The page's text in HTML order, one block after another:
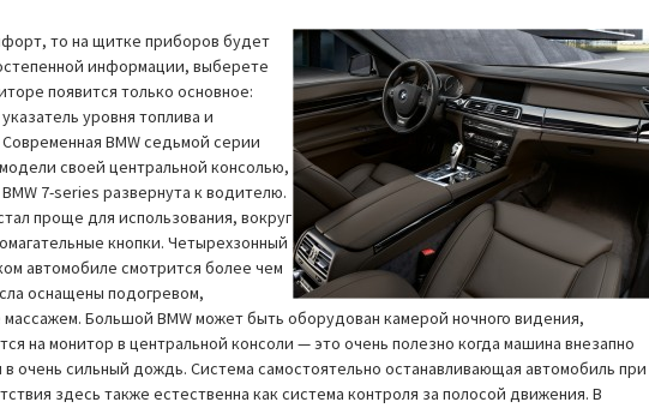
то на щитке приборов будет
информации, выберете
появится только основное:
уровня топлива и
BMW седьмой серии
своей центральной консолью,
7-series развернута к водителю.
проще для использования, вокруг
кнопки. Четырехзонный
автомобиле смотрится более чем
оснащены подогревом,
Большой BMW может быть оборудован камерой ночного видения,
на монитор в центральной консоли — это очень полезно когда машина внезапно
в очень сильный дождь. Система самостоятельно останавливающая автомобиль при
здесь также естественна как система контроля за полосой движения. В